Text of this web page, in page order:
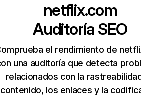
netflix.com
Auditoría SEO
el rendimiento de
una auditoría que detecta
relacionados con la
contenido, los enlaces y la